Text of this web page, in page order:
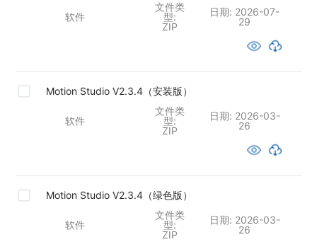
软件
文件类
型:
ZIP
日期: 2026-07-
29
Motion Studio V2.3.4（安装版）
软件
文件类
型:
ZIP
日期: 2026-03-
26
Motion Studio V2.3.4（绿色版）
软件
文件类
型:
ZIP
日期: 2026-03-
26